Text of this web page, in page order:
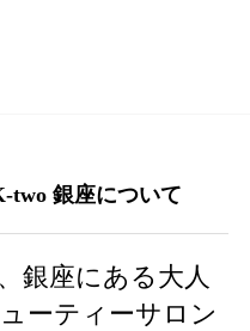
two 銀座について
銀座にある大人
ーティーサロン